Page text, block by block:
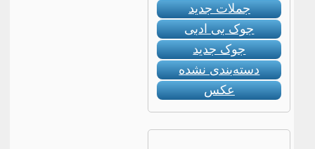
جملات جدید
جوک بی ادبی
جوک جدید
دسته‌بندی نشده
عکس